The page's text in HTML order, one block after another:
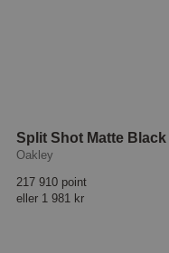
Split Shot Matte Black
Oakley
217 910 point
eller 1 981 kr